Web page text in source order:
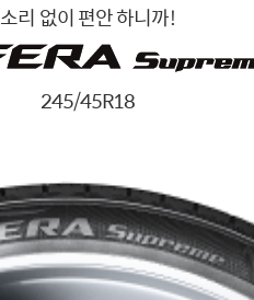
소리 없이 편안 하니까!
245/45R18